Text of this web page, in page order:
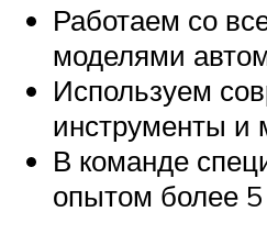
Работаем со
моделями
Используем
инструменты и
В команде
опытом более 5